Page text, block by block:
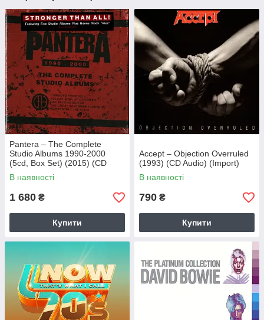
Pantera – The Complete
Studio Albums 1990-2000
(5cd, Box Set) (2015) (CD
Audio) (Import)
В наявності
1 680 ₴
Купити
Accept – Objection Overruled
(1993) (CD Audio) (Import)
В наявності
790 ₴
Купити